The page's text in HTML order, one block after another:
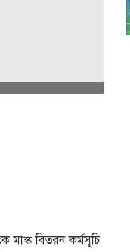
মাস্ক বিতরন কর্মসূচি